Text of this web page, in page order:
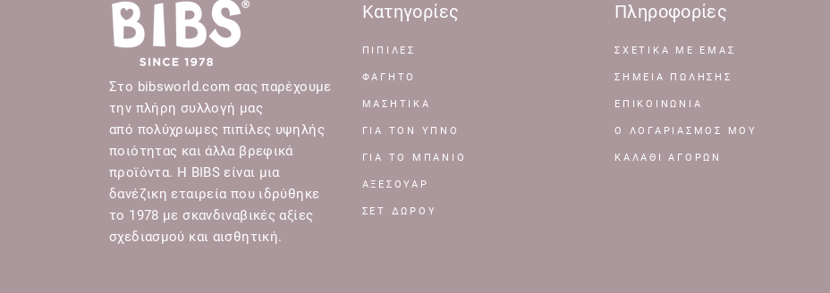
Στο bibsworld.com σας παρέχουμε
την πλήρη συλλογή μας
από πολύχρωμες πιπίλες υψηλής
ποιότητας και άλλα βρεφικά
προϊόντα. Η BIBS είναι μια
δανέζικη εταιρεία που ιδρύθηκε
το 1978 με σκανδιναβικές αξίες
σχεδιασμού και αισθητική.
Κατηγορίες
ΠΙΠΙΛΕΣ
ΦΑΓΗΤΟ
ΜΑΣΗΤΙΚΑ
ΓΙΑ ΤΟΝ ΥΠΝΟ
ΓΙΑ ΤΟ ΜΠΑΝΙΟ
ΑΞΕΣΟΥΑΡ
ΣΕΤ ΔΩΡΟΥ
Πληροφορίες
ΣΧΕΤΙΚΆ ΜΕ ΕΜΆΣ
ΣΗΜΕΊΑ ΠΏΛΗΣΗΣ
ΕΠΙΚΟΙΝΩΝΊΑ
Ο ΛΟΓΑΡΙΑΣΜΌΣ ΜΟΥ
ΚΑΛΆΘΙ ΑΓΟΡΏΝ